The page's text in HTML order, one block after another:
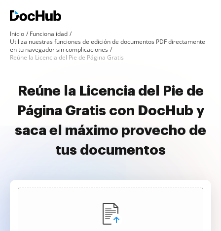
Inicio
Funcionalidad
Utiliza nuestras funciones de edición de documentos PDF directamente
en tu navegador sin complicaciones
Reúne la Licencia del Pie de Página Gratis
Reúne la Licencia del Pie de
Página Gratis con DocHub y
saca el máximo provecho de
tus documentos